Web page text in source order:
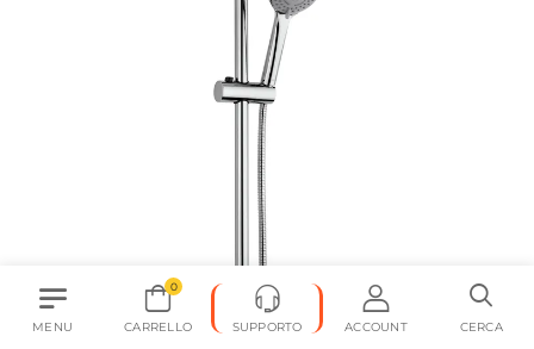
MENU
0
CARRELLO SUPPORTO ACCOUNT CERCA